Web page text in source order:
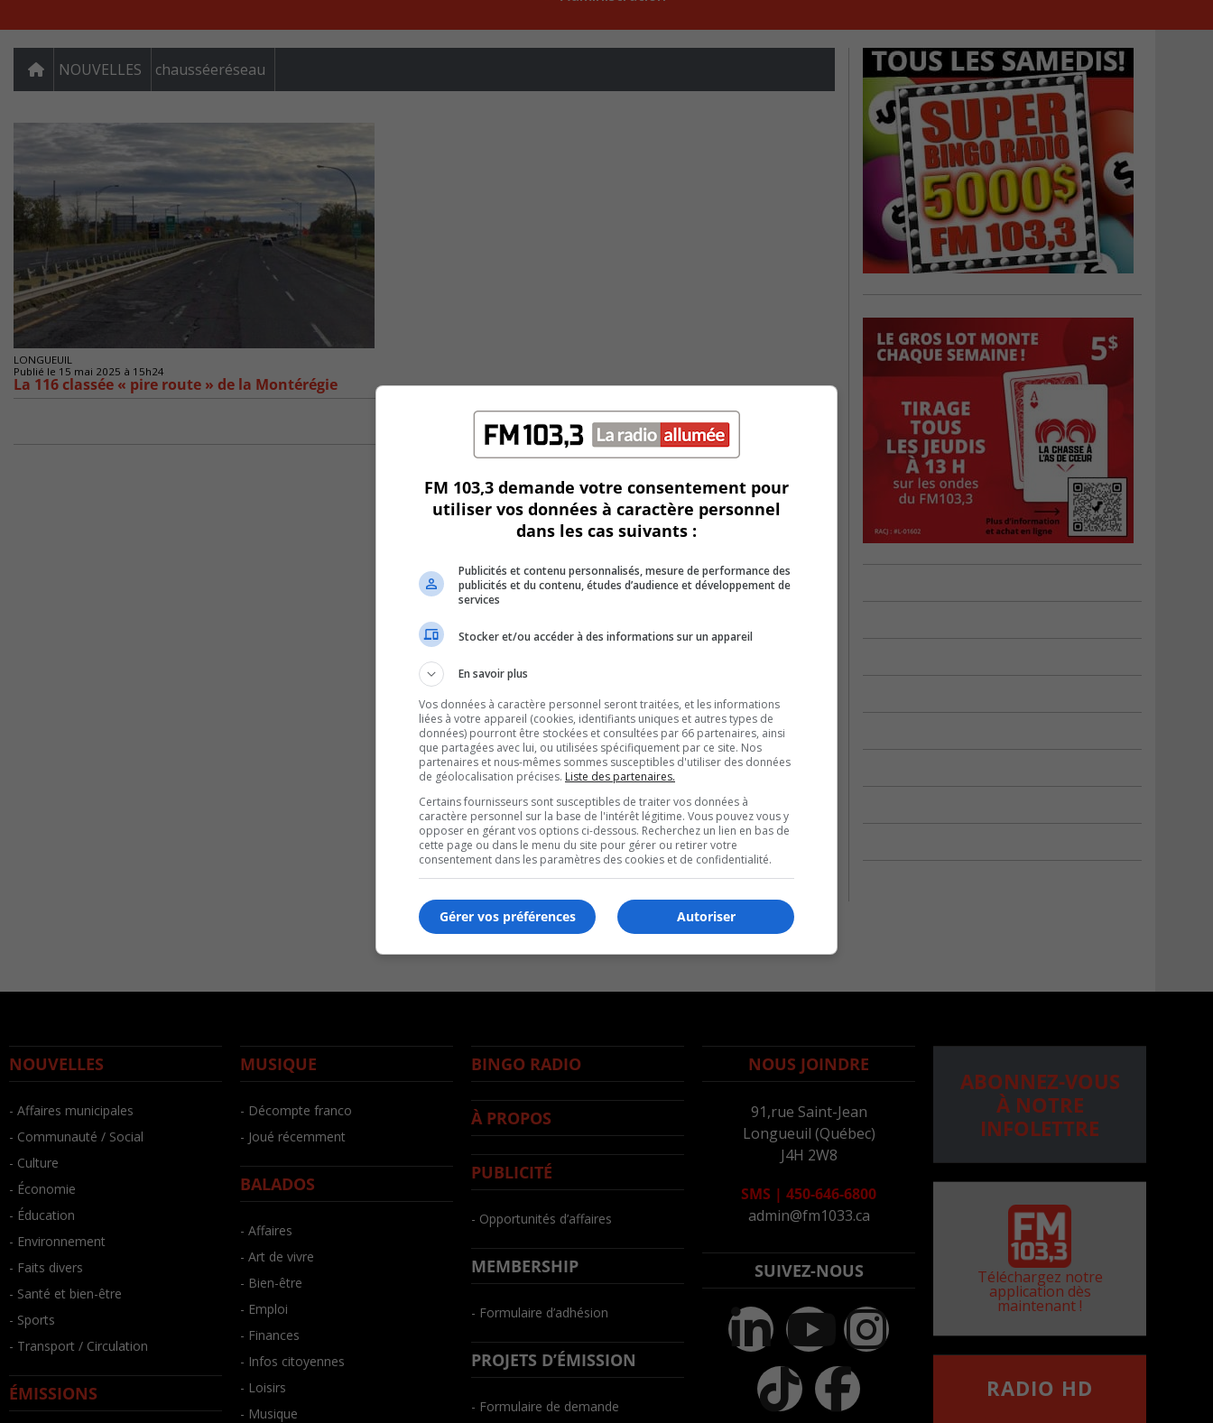
NOUVELLES chausséeréseau
LONGUEUIL
Publié le 15 mai 2025 à 15h24
La 116 classée « pire route » de la Montérégie
NOUVELLES
- Affaires municipales
- Communauté / Social
- Culture
- Économie
- Éducation
- Environnement
- Faits divers
- Santé et bien-être
- Sports
- Transport / Circulation
ÉMISSIONS
MUSIQUE
- Décompte franco
- Joué récemment
BALADOS
- Affaires
- Art de vivre
- Bien-être
- Emploi
- Finances
- Infos citoyennes
- Loisirs
- Musique
BINGO RADIO
À PROPOS
PUBLICITÉ
- Opportunités d’affaires
MEMBERSHIP
- Formulaire d’adhésion
PROJETS D’ÉMISSION
- Formulaire de demande
NOUS JOINDRE
91,rue Saint-Jean
Longueuil (Québec)
J4H 2W8
SMS | 450-646-6800
admin@fm1033.ca
SUIVEZ-NOUS
ABONNEZ-VOUS
À NOTRE
INFOLETTRE
Téléchargez notre
application dès
maintenant !
RADIO HD
FM 103,3 demande votre consentement pour
utiliser vos données à caractère personnel
dans les cas suivants :
Publicités et contenu personnalisés, mesure de performance des
publicités et du contenu, études d’audience et développement de
services
Stocker et/ou accéder à des informations sur un appareil
En savoir plus
Vos données à caractère personnel seront traitées, et les informations
liées à votre appareil (cookies, identifiants uniques et autres types de
données) pourront être stockées et consultées par 66 partenaires, ainsi
que partagées avec lui, ou utilisées spécifiquement par ce site. Nos
partenaires et nous-mêmes sommes susceptibles d'utiliser des données
de géolocalisation précises. Liste des partenaires.
Certains fournisseurs sont susceptibles de traiter vos données à
caractère personnel sur la base de l'intérêt légitime. Vous pouvez vous y
opposer en gérant vos options ci-dessous. Recherchez un lien en bas de
cette page ou dans le menu du site pour gérer ou retirer votre
consentement dans les paramètres des cookies et de confidentialité.
Autoriser
Gérer vos préférences